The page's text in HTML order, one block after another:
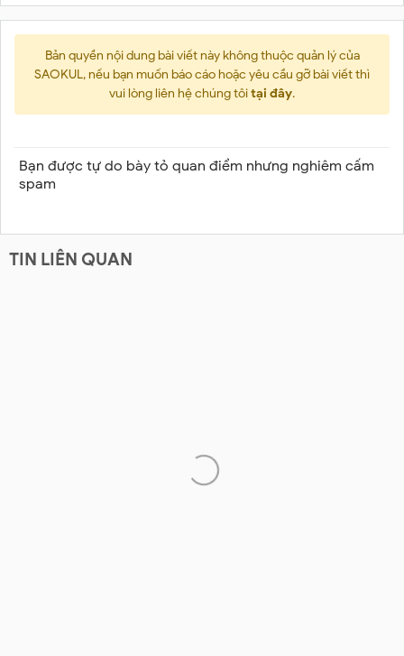
Bản quyền nội dung bài viết này không thuộc quản lý của
SAOKUL, nếu bạn muốn báo cáo hoặc yêu cầu gỡ bài viết thì
vui lòng liên hệ chúng tôitại đây.
Bạn được tự do bày tỏ quan điểm nhưng nghiêm cấm
spam
TIN LIÊN QUAN